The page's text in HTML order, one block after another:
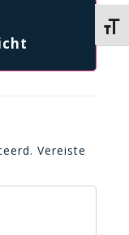
Vereiste